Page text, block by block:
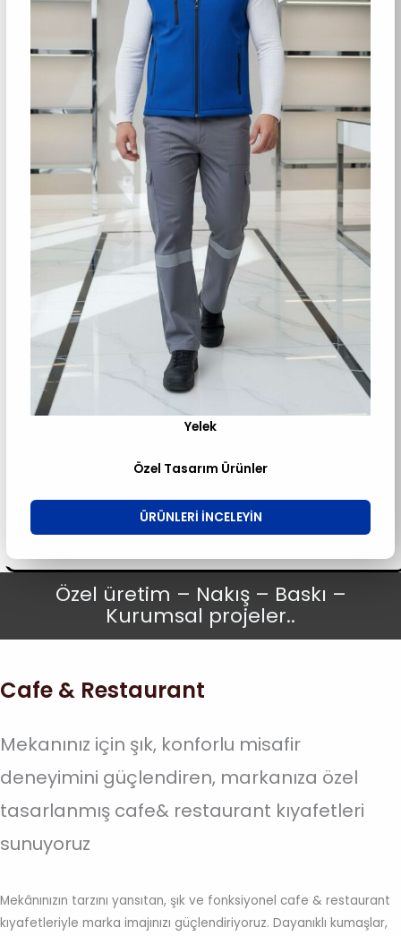
Yelek
Özel Tasarım Ürünler
ÜRÜNLERI INCELEYIN
Özel üretim – Nakış – Baskı –
Kurumsal projeler..
Cafe & Restaurant
Mekanınız için şık, konforlu misafir
deneyimini güçlendiren, markanıza özel
tasarlanmış cafe& restaurant kıyafetleri
sunuyoruz
Mekânınızın tarzını yansıtan, şık ve fonksiyonel cafe & restaurant
kıyafetleriyle marka imajınızı güçlendiriyoruz. Dayanıklı kumaşlar,